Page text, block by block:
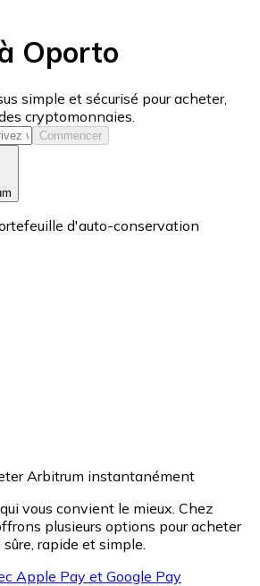
Oporto
simple et sécurisé pour acheter,
cryptomonnaies.
Commencer
d'auto-conservation
Arbitrum instantanément
vous convient le mieux. Chez
plusieurs options pour acheter
rapide et simple.
Apple Pay et Google Pay